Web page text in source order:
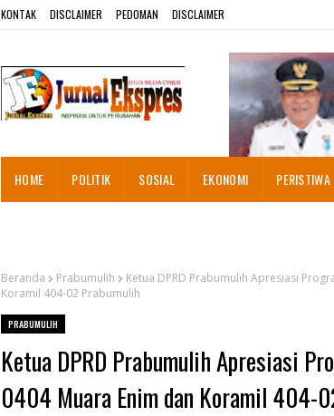
KONTAK DISCLAIMER PEDOMAN DISCLAIMER
HOME POLITIK SOSIAL EKONOMI PERISTIWA
Beranda Prabumulih
Ketua DPRD Prabumulih Apresiasi
Koramil 404-02 Prabumulih
PRABUMULIH
Ketua DPRD Prabumulih Apresiasi
0404 Muara Enim dan Koramil 404-